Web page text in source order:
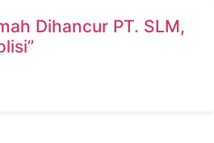
Dihancur PT. SLM,